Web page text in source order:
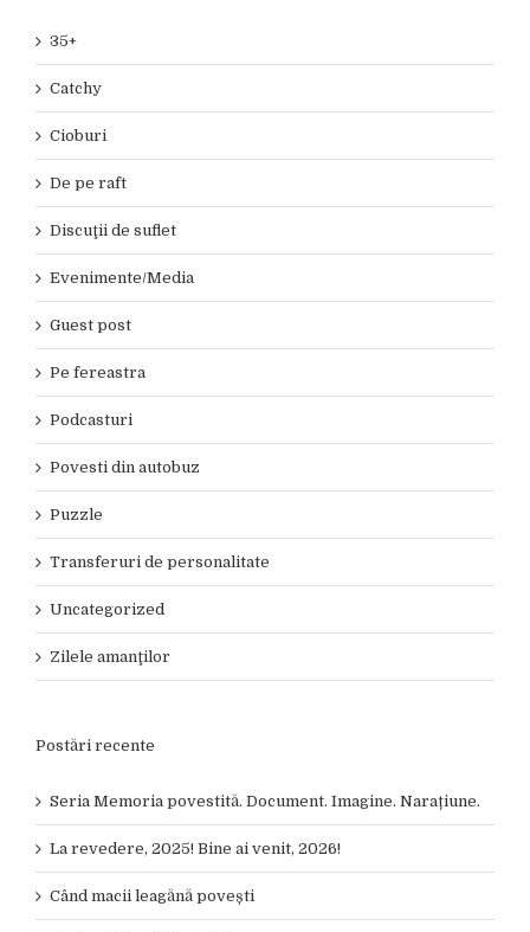
35+
Catchy
Cioburi
De pe raft
Discuţii de suflet
Evenimente/Media
Guest post
Pe fereastra
Podcasturi
Povesti din autobuz
Puzzle
Transferuri de personalitate
Uncategorized
Zilele amanţilor
Postări recente
Seria Memoria povestită. Document. Imagine. Narațiune.
La revedere, 2025! Bine ai venit, 2026!
Când macii leagănă povești